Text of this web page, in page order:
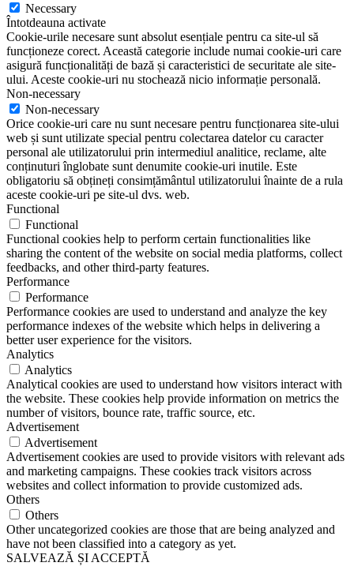
Necessary
Întotdeauna activate
Cookie-urile necesare sunt absolut esențiale pentru ca site-ul să
funcționeze corect. Această categorie include numai cookie-uri care
asigură funcționalități de bază și caracteristici de securitate ale site-
ului. Aceste cookie-uri nu stochează nicio informație personală.
Non-necessary
Non-necessary
Orice cookie-uri care nu sunt necesare pentru funcționarea site-ului
web și sunt utilizate special pentru colectarea datelor cu caracter
personal ale utilizatorului prin intermediul analitice, reclame, alte
conținuturi înglobate sunt denumite cookie-uri inutile. Este
obligatoriu să obțineți consimțământul utilizatorului înainte de a rula
aceste cookie-uri pe site-ul dvs. web.
Functional
Functional
Functional cookies help to perform certain functionalities like
sharing the content of the website on social media platforms, collect
feedbacks, and other third-party features.
Performance
Performance
Performance cookies are used to understand and analyze the key
performance indexes of the website which helps in delivering a
better user experience for the visitors.
Analytics
Analytics
Analytical cookies are used to understand how visitors interact with
the website. These cookies help provide information on metrics the
number of visitors, bounce rate, traffic source, etc.
Advertisement
Advertisement
Advertisement cookies are used to provide visitors with relevant ads
and marketing campaigns. These cookies track visitors across
websites and collect information to provide customized ads.
Others
Others
Other uncategorized cookies are those that are being analyzed and
have not been classified into a category as yet.
SALVEAZĂ ȘI ACCEPTĂ